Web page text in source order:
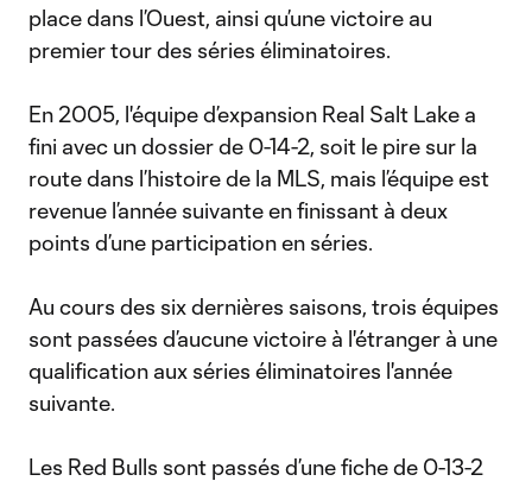
place dans l’Ouest, ainsi qu’une victoire au
premier tour des séries éliminatoires.
En 2005, l'équipe d’expansion Real Salt Lake a
fini avec un dossier de 0-14-2, soit le pire sur la
route dans l’histoire de la MLS, mais l’équipe est
revenue l’année suivante en finissant à deux
points d’une participation en séries.
Au cours des six dernières saisons, trois équipes
sont passées d’aucune victoire à l'étranger à une
qualification aux séries éliminatoires l'année
suivante.
Les Red Bulls sont passés d’une fiche de 0-13-2